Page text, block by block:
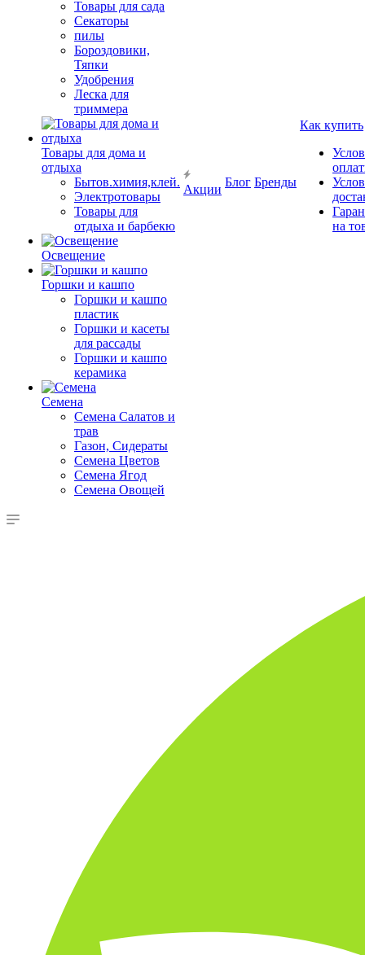
Товары для сада
Секаторы
пилы
Бороздовики,
Тяпки
Удобрения
Леска для
триммера
Товары для дома и
отдыха
Бытов.химия,клей.
Электротовары
Товары для
отдыха и барбекю
Освещение
Горшки и кашпо
Горшки и кашпо
пластик
Горшки и касеты
для рассады
Горшки и кашпо
керамика
Семена
Семена Салатов и
трав
Газон, Сидераты
Семена Цветов
Семена Ягод
Семена Овощей
Акции
Блог Бренды
Как купить
на